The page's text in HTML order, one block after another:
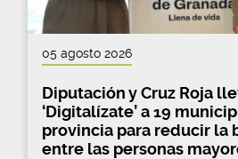
05 agosto 2026
Diputación y Cruz Roja
‘Digitalízate’ a 19
provincia para reducir la
entre las personas